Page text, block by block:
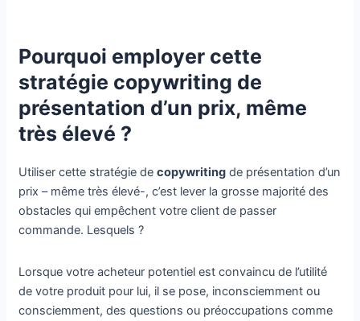
Pourquoi employer cette
stratégie copywriting de
présentation d’un prix, même
très élevé ?
Utiliser cette stratégie decopywriting de présentation d’un
prix – même très élevé-, c’est lever la grosse majorité des
obstacles qui empêchent votre client de passer
commande. Lesquels ?
Lorsque votre acheteur potentiel est convaincu de l’utilité
de votre produit pour lui, il se pose, inconsciemment ou
consciemment, des questions ou préoccupations comme